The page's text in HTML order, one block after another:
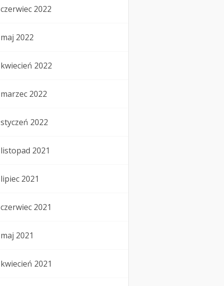
czerwiec 2022
maj 2022
kwiecień 2022
marzec 2022
styczeń 2022
listopad 2021
lipiec 2021
czerwiec 2021
maj 2021
kwiecień 2021